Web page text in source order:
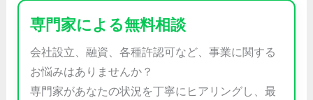
専門家による無料相談
会社設立、融資、各種許認可など、事業に関する
お悩みはありませんか？
専門家があなたの状況を丁寧にヒアリングし、最